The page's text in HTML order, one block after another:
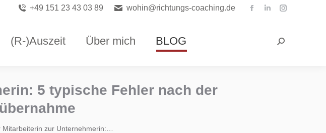
+49 151 23 43 03 89 wohin@richtungs-coaching.de
Facebook
Linkedin
opensopens
(R-)Auszeit Über mich BLOG Search:
5 typische Fehler nach der
Mitarbeiterin zur Unternehmerin:…